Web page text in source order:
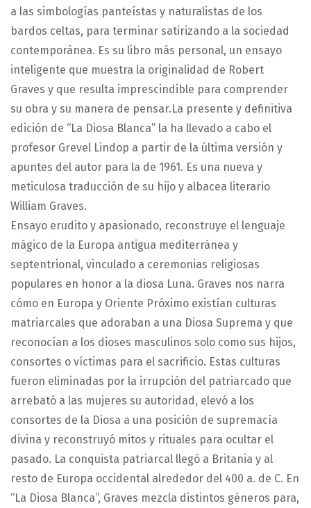
a las simbologías panteístas y naturalistas de los
bardos celtas, para terminar satirizando a la sociedad
contemporánea. Es su libro más personal, un ensayo
inteligente que muestra la originalidad de Robert
Graves y que resulta imprescindible para comprender
su obra y su manera de pensar.La presente y definitiva
edición de “La Diosa Blanca” la ha llevado a cabo el
profesor Grevel Lindop a partir de la última versión y
apuntes del autor para la de 1961. Es una nueva y
meticulosa traducción de su hijo y albacea literario
William Graves.
Ensayo erudito y apasionado, reconstruye el lenguaje
mágico de la Europa antigua mediterránea y
septentrional, vinculado a ceremonias religiosas
populares en honor a la diosa Luna. Graves nos narra
cómo en Europa y Oriente Próximo existían culturas
matriarcales que adoraban a una Diosa Suprema y que
reconocían a los dioses masculinos solo como sus hijos,
consortes o víctimas para el sacrificio. Estas culturas
fueron eliminadas por la irrupción del patriarcado que
arrebató a las mujeres su autoridad, elevó a los
consortes de la Diosa a una posición de supremacía
divina y reconstruyó mitos y rituales para ocultar el
pasado. La conquista patriarcal llegó a Britania y al
resto de Europa occidental alrededor del 400 a. de C. En
“La Diosa Blanca”, Graves mezcla distintos géneros para,